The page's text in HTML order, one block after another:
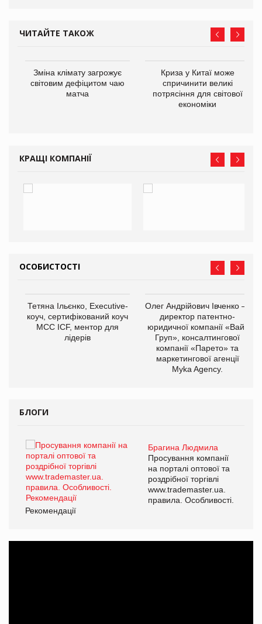
ЧИТАЙТЕ ТАКОЖ
Зміна клімату загрожує
світовим дефіцитом чаю
матча
Криза у Китаї може
спричинити великі
потрясіння для світової
економіки
КРАЩІ КОМПАНІЇ
ОСОБИСТОСТІ
Тетяна Ільєнко, Executive-
коуч, сертифікований коуч
МСС ICF, ментор для
лідерів
Олег Андрійович Івченко —
директор патентно-
юридичної компанії «Вайз
Груп», консалтингової
компанії «Парето» та
маркетингової агенції
Myka Agency.
БЛОГИ
Брагина Людмила
Просування компанії
на порталі оптової та
роздрібної торгівлі
www.trademaster.ua.
правила. Особливості.
Рекомендації